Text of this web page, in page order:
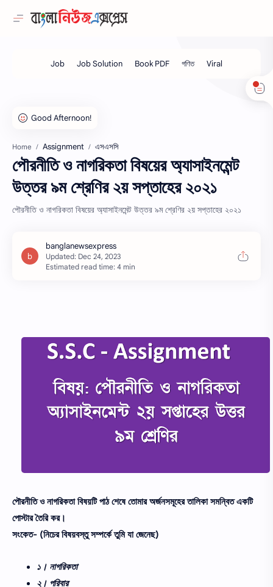
Home Assignment এসএসসি
পৌরনীতি ও নাগরিকতা বিষয়ের অ্যাসাইনমেন্ট
উত্তর ৯ম শ্রেণির ২য় সপ্তাহের ২০২১
পৌরনীতি ও নাগরিকতা বিষয়ের অ্যাসাইনমেন্ট উত্তর ৯ম শ্রেণির ২য় সপ্তাহের ২০২১
Estimated read time: 4 min
পৌরনীতি ও নাগরিকতা বিষয়টি পাঠ শেষে তোমার অর্জনসমূহের তালিকা সমন্বিত একটি
পোস্টার তৈরি কর।
সংকেত- (নিচের বিষয়বস্তু সম্পর্কে তুমি যা জেনেছ)
১। নাগরিকতা
২। পরিবার